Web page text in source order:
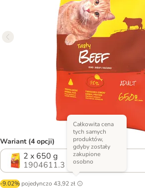
Wariant (4 opcji)
2 x 650 g
1904611.3
-9.02% pojedynczo 43,92 zł
Całkowita cena
tych samych
produktów,
gdyby zostały
zakupione
osobno